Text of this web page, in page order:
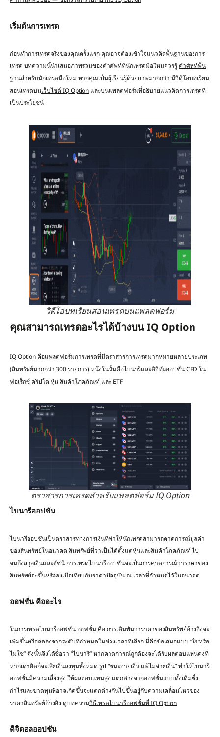
เริ่มต้นการเทรด
ก่อนทำการเทรดจริงของคุณครั้งแรก คุณอาจต้องเข้าใจแนวคิดพื้นฐานของการ
เทรด บทความนี้นำเสนอภาพรวมของคำศัพท์ที่นักเทรดมือใหม่ควรรู้ คำศัพท์พื้น
ฐานสำหรับนักเทรดมือใหม่ หากคุณเป็นผู้เรียนรู้ด้วยภาพมากกว่า มีวิดีโอบทเรียน
สอนเทรดบนเว็บไซต์ IQ Option และบนแพลตฟอร์มที่อธิบายแนวคิดการเทรดที่
เป็นประโยชน์
วิดีโอบทเรียนสอนเทรดบนแพลตฟอร์ม
คุณสามารถเทรดอะไรได้บ้างบน IQ Option
IQ Option คือแพลตฟอร์มการเทรดที่มีตราสารการเทรดมากหมายหลายประเภท
(สินทรัพย์มากกว่า 300 รายการ) หนึ่งในนั้นคือไบนารี่และดิจิทัลออปชั่น CFD ใน
ฟอเร็กซ์ คริปโต หุ้น สินค้าโภคภัณฑ์ และ ETF
ตราสารการเทรดสำหรับแพลตฟอร์ม IQ Option
ไบนารีออปชัน
ไบนารีออปชันเป็นตราสารทางการเงินที่ทำให้นักเทรดสามารถคาดการณ์มูลค่า
ของสินทรัพย์ในอนาคต สินทรัพย์ที่ว่าเป็นได้ตั้งแต่หุ้นและสินค้าโภคภัณฑ์ ไป
จนถึงสกุลเงินและดัชนี การเทรดไบนารีออปชันจะเป็นการคาดการณ์ว่าราคาของ
สินทรัพย์จะขึ้นหรือลงเมื่อเทียบกับราคาปัจจุบัน ณ เวลาที่กำหนดไว้ในอนาคต
ออฟชั่น คืออะไร
ในการเทรดไบนารีออฟชั่น ออฟชั่น คือ การเดิมพันว่าราคาของสินทรัพย์อ้างอิงจะ
เพิ่มขึ้นหรือลดลงจากระดับที่กำหนดในช่วงเวลาที่เลือก นี่คือข้อเสนอแบบ “ใช่หรือ
ไม่ใช่” ดังนั้นจึงได้ชื่อว่า “ไบนารี” หากคาดการณ์ถูกต้องจะได้รับผลตอบแทนคงที่
หากเดาผิดก็จะเสียเงินลงทุนทั้งหมด รูป “ชนะจ่ายเงิน แพ้ไม่จ่ายเงิน” ทำให้ไบนารี
ออฟชั่นมีความเสี่ยงสูง ให้ผลตอบแทนสูง แตกต่างจากออฟชั่นแบบดั้งเดิมซึ่ง
กำไรและขาดทุนที่อาจเกิดขึ้นจะแตกต่างกันไปขึ้นอยู่กับความเคลื่อนไหวของ
ราคาสินทรัพย์อ้างอิง ดูบทความวิธีเทรดไบนารีออฟชั่นที่ IQ Option
ดิจิตอลออปชัน